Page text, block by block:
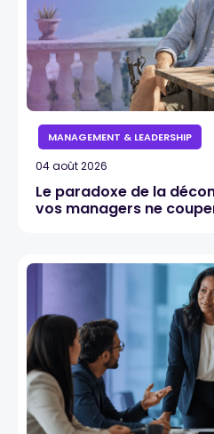
MANAGEMENT & LEADERSHIP
04 août 2026
Le paradoxe de la
vos managers ne